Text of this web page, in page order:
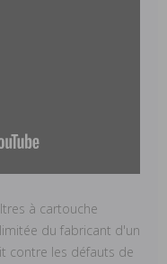
à cartouche
du fabricant d'un
contre les défauts de